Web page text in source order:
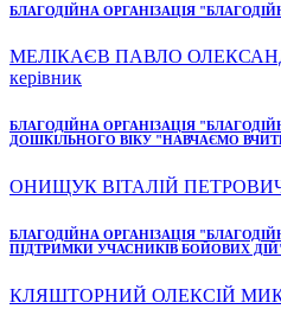
БЛАГОДІЙНА ОРГАНІЗАЦІЯ
МЕЛІКАЄВ ПАВЛО
керівник
БЛАГОДІЙНА ОРГАНІЗАЦІЯ
ДОШКІЛЬНОГО ВІКУ "НАВЧАЄМО
ОНИЩУК ВІТАЛІЙ ПЕТРОВИЧ -
БЛАГОДІЙНА ОРГАНІЗАЦІЯ
ПІДТРИМКИ УЧАСНИКІВ БОЙОВИХ
КЛЯШТОРНИЙ ОЛЕКСІЙ